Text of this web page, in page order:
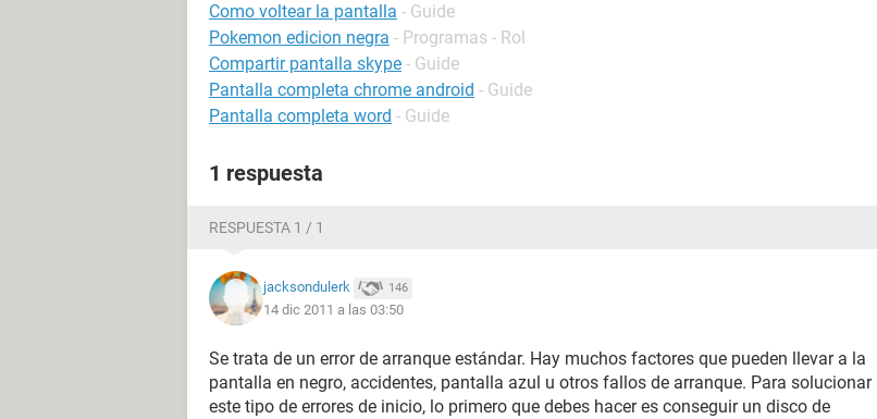
Como voltear la pantalla - Guide
Pokemon edicion negra - Programas - Rol
Compartir pantalla skype - Guide
Pantalla completa chrome android - Guide
Pantalla completa word - Guide
1 respuesta
RESPUESTA 1 / 1
jacksondulerk 146
14 dic 2011 a las 03:50
Se trata de un error de arranque estándar. Hay muchos factores que pueden llevar a la
pantalla en negro, accidentes, pantalla azul u otros fallos de arranque. Para solucionar
este tipo de errores de inicio, lo primero que debes hacer es conseguir un disco de